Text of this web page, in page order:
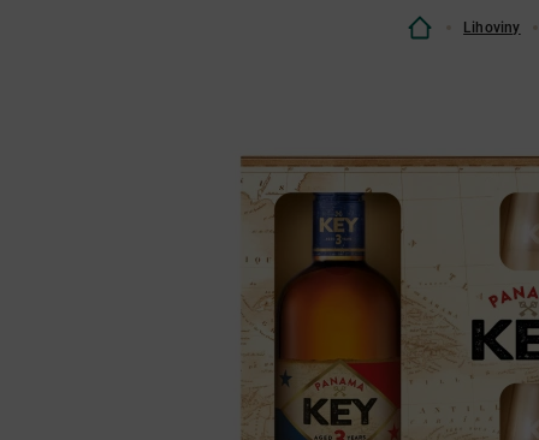
Lihoviny